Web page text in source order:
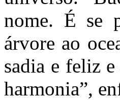
nome. É se
árvore ao
sadia e feliz
harmonia”,